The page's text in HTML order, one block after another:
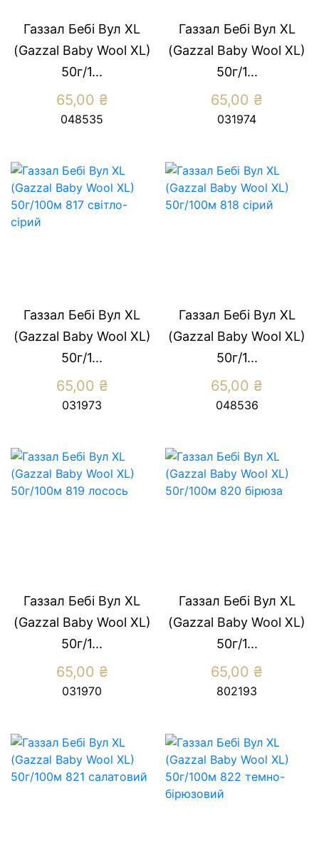
Газзал Бебі Вул XL
(Gazzal Baby Wool XL)
50г/1...
65,00 ₴
048535
Газзал Бебі Вул XL
(Gazzal Baby Wool XL)
50г/1...
65,00 ₴
031974
Газзал Бебі Вул XL
(Gazzal Baby Wool XL)
50г/1...
65,00 ₴
031973
Газзал Бебі Вул XL
(Gazzal Baby Wool XL)
50г/1...
65,00 ₴
048536
Газзал Бебі Вул XL
(Gazzal Baby Wool XL)
50г/1...
65,00 ₴
031970
Газзал Бебі Вул XL
(Gazzal Baby Wool XL)
50г/1...
65,00 ₴
802193